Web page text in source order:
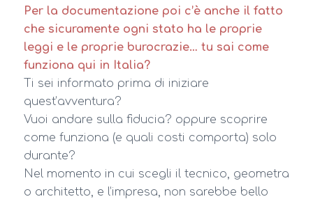
Per la documentazione poi c’è anche il fatto
che sicuramente ogni stato ha le proprie
leggi e le proprie burocrazie… tu sai come
funziona qui in Italia?
Ti sei informato prima di iniziare
quest’avventura?
Vuoi andare sulla fiducia? oppure scoprire
come funziona (e quali costi comporta) solo
durante?
Nel momento in cui scegli il tecnico, geometra
o architetto, e l’impresa, non sarebbe bello